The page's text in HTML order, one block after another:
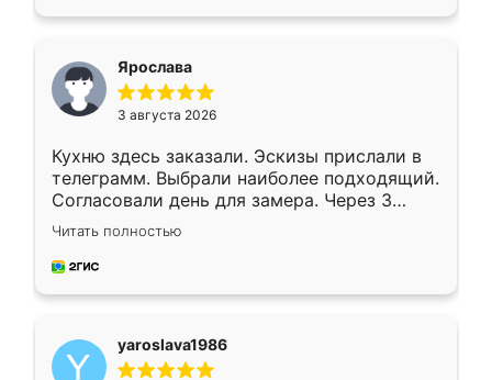
Ярослава
3 августа 2026
Кухню здесь заказали. Эскизы прислали в
телеграмм. Выбрали наиболее подходящий.
Согласовали день для замера. Через 3
недели кухня была уже готова. Остались
довольны работой. Спасибо Ренессанс
мебель за качественную работу!
Читать полностью
yaroslava1986